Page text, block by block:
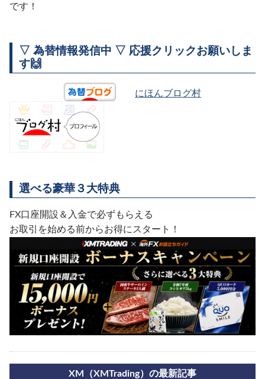
です！
▽ 為替情報発信中 ▽ 応援クリックお願いしま
す🙌
にほんブログ村
選べる豪華３大特典
FX口座開設＆入金で必ずもらえる
お取引を始める前からお得にスタート！
XM（XMTrading）の最新記事